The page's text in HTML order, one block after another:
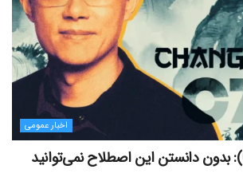
اخبار عمومی
چانگ‌پنگ ژائو (CZ): بدون دانستن این اصطلاح نمی‌توانید